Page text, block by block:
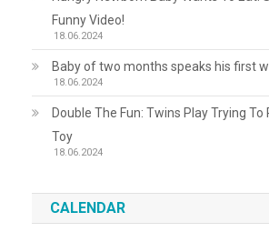
Funny Video!
18.06.2024
Baby of two months speaks his first
18.06.2024
Double The Fun: Twins Play Trying To
Toy
18.06.2024
CALENDAR